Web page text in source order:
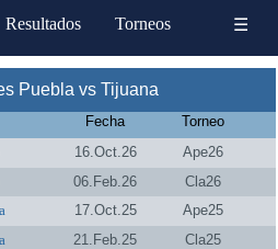
Resultados Torneos ☰
Puebla vs Tijuana
Fecha
Torneo
16.Oct.26
Ape26
06.Feb.26
Cla26
17.Oct.25
Ape25
21.Feb.25
Cla25